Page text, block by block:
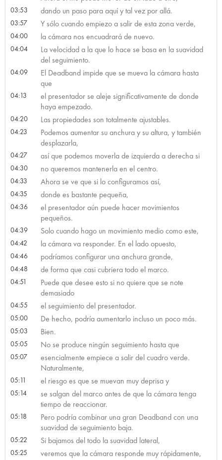
03:53 dando un paso para aquí y tal vez por allá.
03:57 Y sólo cuando empiezo a salir de esta zona verde,
04:00 la cámara nos encuadrará de nuevo.
04:04
La velocidad a la que lo hace se basa en la suavidad
del seguimiento.
04:09
El Deadband impide que se mueva la cámara hasta
que
04:13
el presentador se aleje significativamente de donde
haya empezado.
04:20 Las propiedades son totalmente ajustables.
04:23
Podemos aumentar su anchura y su altura, y también
desplazarla,
04:27 así que podemos moverla de izquierda a derecha si
04:30 no queremos mantenerla en el centro.
04:33 Ahora se ve que si lo configuramos así,
04:35 donde es bastante pequeña,
04:36
el presentador aún puede hacer movimientos
pequeños.
04:39 Solo cuando hago un movimiento medio como este,
04:42 la cámara va responder. En el lado opuesto,
04:46 podríamos configurar una anchura grande,
04:48 de forma que casi cubriera todo el marco.
04:51
Puede que desee esto si no quiere que se note
demasiado
04:55 el seguimiento del presentador.
05:00 De hecho, podría aumentarlo incluso un poco más.
05:03 Bien.
05:05 No se produce ningún seguimiento hasta que
05:07
esencialmente empiece a salir del cuadro verde.
Naturalmente,
05:11 el riesgo es que se muevan muy deprisa y
05:14
se salgan del marco antes de que la cámara tenga
tiempo de reaccionar.
05:18
Pero podría combinar una gran Deadband con una
suavidad de seguimiento baja.
05:22 Si bajamos del todo la suavidad lateral,
05:25 veremos que la cámara responde muy rápidamente,